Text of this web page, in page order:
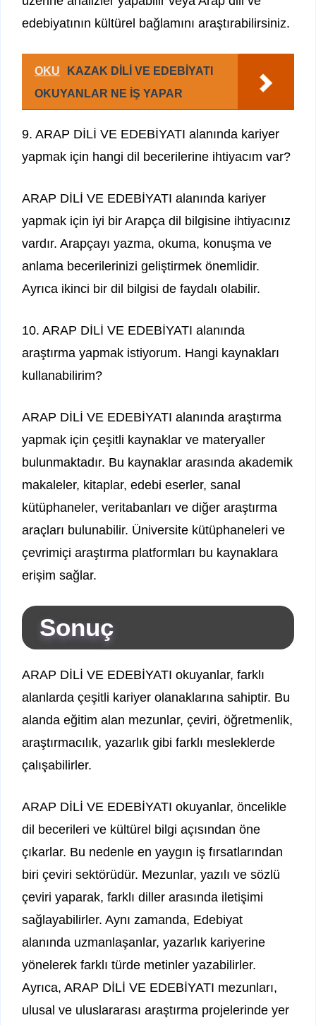
edebiyatının kültürel bağlamını araştırabilirsiniz.
OKU
KAZAK DİLİ VE EDEBİYATI
OKUYANLAR NE İŞ YAPAR
9. ARAP DİLİ VE EDEBİYATI alanında kariyer
yapmak için hangi dil becerilerine ihtiyacım var?
ARAP DİLİ VE EDEBİYATI alanında kariyer
yapmak için iyi bir Arapça dil bilgisine ihtiyacınız
vardır. Arapçayı yazma, okuma, konuşma ve
anlama becerilerinizi geliştirmek önemlidir.
Ayrıca ikinci bir dil bilgisi de faydalı olabilir.
10. ARAP DİLİ VE EDEBİYATI alanında
araştırma yapmak istiyorum. Hangi kaynakları
kullanabilirim?
ARAP DİLİ VE EDEBİYATI alanında araştırma
yapmak için çeşitli kaynaklar ve materyaller
bulunmaktadır. Bu kaynaklar arasında akademik
makaleler, kitaplar, edebi eserler, sanal
kütüphaneler, veritabanları ve diğer araştırma
araçları bulunabilir. Üniversite kütüphaneleri ve
çevrimiçi araştırma platformları bu kaynaklara
erişim sağlar.
Sonuç
ARAP DİLİ VE EDEBİYATI okuyanlar, farklı
alanlarda çeşitli kariyer olanaklarına sahiptir. Bu
alanda eğitim alan mezunlar, çeviri, öğretmenlik,
araştırmacılık, yazarlık gibi farklı mesleklerde
çalışabilirler.
ARAP DİLİ VE EDEBİYATI okuyanlar, öncelikle
dil becerileri ve kültürel bilgi açısından öne
çıkarlar. Bu nedenle en yaygın iş fırsatlarından
biri çeviri sektörüdür. Mezunlar, yazılı ve sözlü
çeviri yaparak, farklı diller arasında iletişimi
sağlayabilirler. Aynı zamanda, Edebiyat
alanında uzmanlaşanlar, yazarlık kariyerine
yönelerek farklı türde metinler yazabilirler.
Ayrıca, ARAP DİLİ VE EDEBİYATI mezunları,
ulusal ve uluslararası araştırma projelerinde yer